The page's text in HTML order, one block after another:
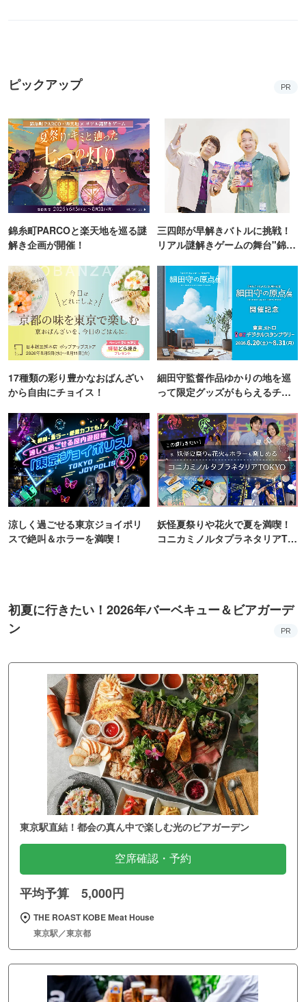
ピックアップ PR
錦糸町PARCOと楽天地を巡る謎
解き企画が開催！
三四郎が早解きバトルに挑戦！
リアル謎解きゲームの舞台"錦糸
17種類の彩り豊かなおばんざい
から自由にチョイス！
細田守監督作品ゆかりの地を巡
って限定グッズがもらえるチャ
涼しく過ごせる東京ジョイポリ
スで絶叫＆ホラーを満喫！
妖怪夏祭りや花火で夏を満喫！
コニカミノルタプラネタリアTO
初夏に行きたい！2026年バーベキュー＆ビアガーデ
ン
PR
東京駅直結！都会の真ん中で楽しむ光のビアガーデン
空席確認・予約
平均予算 5,000円
THE ROAST KOBE Meat House
東京駅／東京都